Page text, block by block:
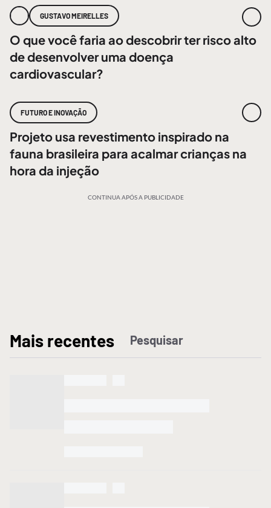
GUSTAVO MEIRELLES
O que você faria ao descobrir ter risco alto
de desenvolver uma doença
cardiovascular?
FUTURO E INOVAÇÃO
Projeto usa revestimento inspirado na
fauna brasileira para acalmar crianças na
hora da injeção
CONTINUA APÓS A PUBLICIDADE
Mais recentes